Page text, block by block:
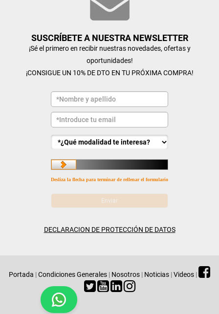
SUSCRÍBETE A NUESTRA NEWSLETTER
¡Sé el primero en recibir nuestras novedades, ofertas y
oportunidades!
¡CONSIGUE UN 10% DE DTO EN TU PRÓXIMA COMPRA!
Desliza la flecha para terminar de rellenar el formulario
DECLARACION DE PROTECCIÓN DE DATOS
Portada |Condiciones Generales | Nosotros | Noticias |Videos |